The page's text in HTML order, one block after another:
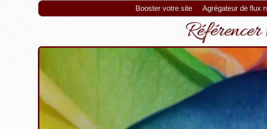
Booster votre site Agrégateur de flux